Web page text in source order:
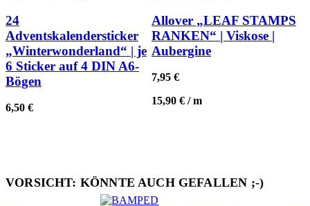
24
Adventskalendersticker
„Winterwonderland“ | je
6 Sticker auf 4 DIN A6-
Bögen
6,50 €
Allover „LEAF STAMPS
RANKEN“ | Viskose |
Aubergine
7,95 €
15,90 € /m
VORSICHT: KÖNNTE AUCH GEFALLEN ;-)